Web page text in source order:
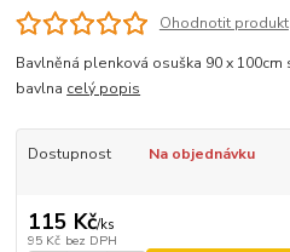
Ohodnotit produkt
Bavlněná plenková osuška 90 x
bavlna celý popis
Dostupnost Na objednávku
115 Kč/ks
95 Kč bez DPH